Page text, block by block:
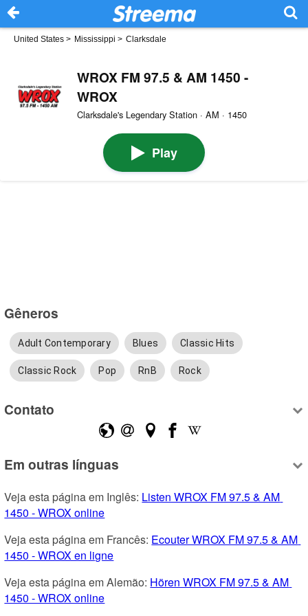
United States > Mississippi > Clarksdale
WROX FM 97.5 & AM 1450 -
WROX
Clarksdale's Legendary Station · AM · 1450
Play
Gêneros
Adult Contemporary Blues Classic Hits
Classic Rock Pop RnB Rock
Contato
Em outras línguas
Veja esta página em Inglês: Listen WROX FM 97.5 & AM
1450 - WROX online
Veja esta página em Francês: Ecouter WROX FM 97.5 & AM
1450 - WROX en ligne
Veja esta página em Alemão: Hören WROX FM 97.5 & AM
1450 - WROX online